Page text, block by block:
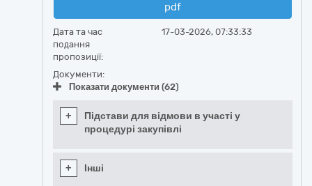
pdf
Дата та час
подання
пропозиції:
17-03-2026, 07:33:33
Документи:
Показати документи (62)
+
Підстави для відмови в участі у
процедурі закупівлі
+ Інші